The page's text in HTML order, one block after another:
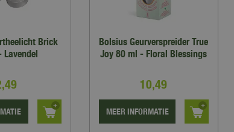
Brick
Lavendel
,49
Bolsius Geurverspreider True
Joy 80 ml - Floral Blessings
10,49
MEER INFORMATIE